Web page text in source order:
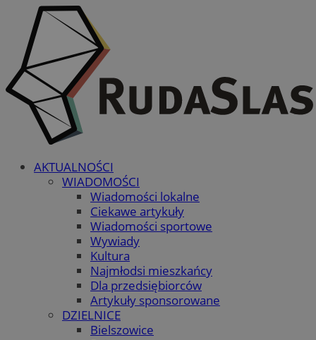
AKTUALNOŚCI
WIADOMOŚCI
Wiadomości lokalne
Ciekawe artykuły
Wiadomości sportowe
Wywiady
Kultura
Najmłodsi mieszkańcy
Dla przedsiębiorców
Artykuły sponsorowane
DZIELNICE
Bielszowice